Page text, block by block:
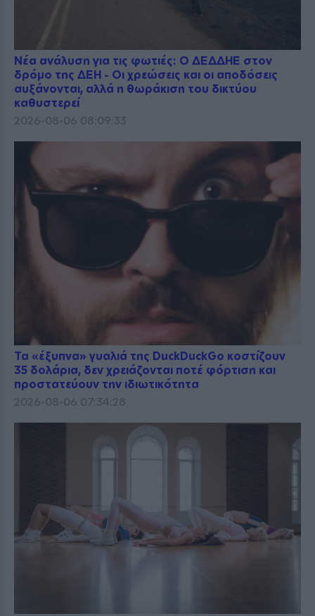
Νέα ανάλυση για τις φωτιές: Ο ΔΕΔΔΗΕ στον
δρόμο της ΔΕΗ - Οι χρεώσεις και οι αποδόσεις
αυξάνονται, αλλά η θωράκιση του δικτύου
καθυστερεί
2026-08-06 08:09:33
Τα «έξυπνα» γυαλιά της DuckDuckGo κοστίζουν
35 δολάρια, δεν χρειάζονται ποτέ φόρτιση και
προστατεύουν την ιδιωτικότητα
2026-08-06 07:34:28